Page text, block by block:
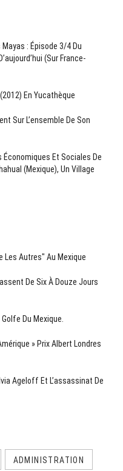
: Épisode 3/4 Du
(sur France-
En Yucathèque
Sur L’ensemble De Son
Économiques Et Sociales De
(Mexique), Un Village
Les Autres" Au Mexique
De Six À Douze Jours
Du Mexique.
» Prix Albert Londres
Ageloff Et L’assassinat De
ADMINISTRATION